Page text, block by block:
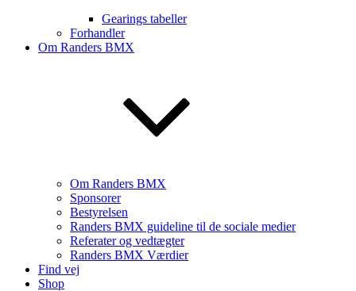
Gearings tabeller
Forhandler
Om Randers BMX
Om Randers BMX
Sponsorer
Bestyrelsen
Randers BMX guideline til de sociale medier
Referater og vedtægter
Randers BMX Værdier
Find vej
Shop